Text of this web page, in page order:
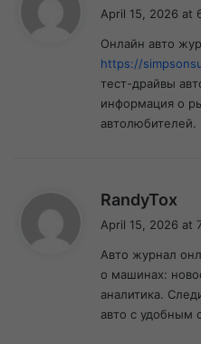
s
:
April 15, 2026 at
Онлайн авто
https://
тест-драйвы
информация о
автолюбителей.
RandyTox
s
:
April 15, 2026 at
Авто журнал
о машинах:
аналитика.
авто с удобным